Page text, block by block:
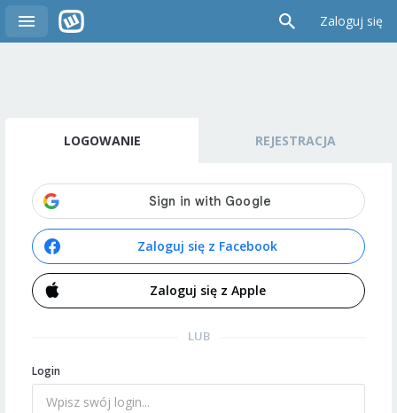
Zaloguj się
LOGOWANIE REJESTRACJA
Zaloguj się z Facebook
Zaloguj się z Apple
LUB
Login